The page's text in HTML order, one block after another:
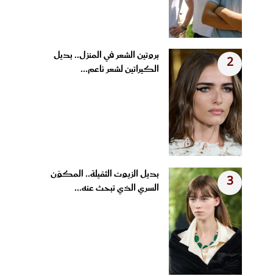
2
بروتين الشعر في المنزل.. بديل
الكيراتين لشعر ناعم...
3
بديل الزيوت الثقيلة.. المكوّن
السري الذي تبحث عنه...